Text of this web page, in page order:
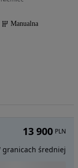
Manualna
13 900 PLN
granicach średniej